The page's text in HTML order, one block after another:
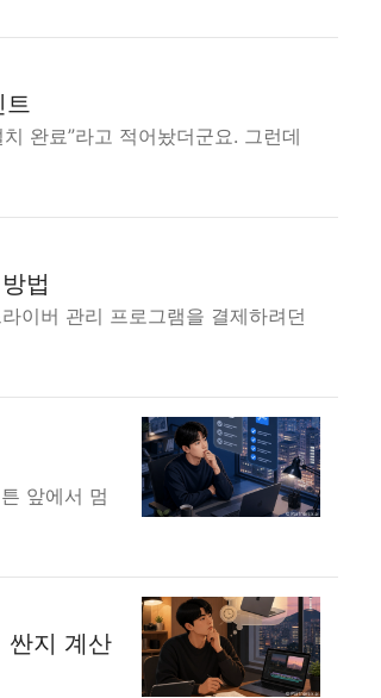
완료”라고 적어놨더군요. 그런데
법
이버 관리 프로그램을 결제하려던
앞에서 멈
싼지 계산